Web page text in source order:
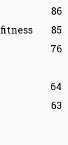
86
85
76
64
63